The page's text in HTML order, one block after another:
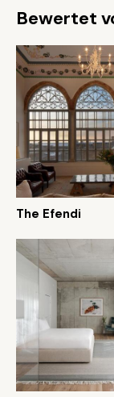
Bewertet
The Efendi